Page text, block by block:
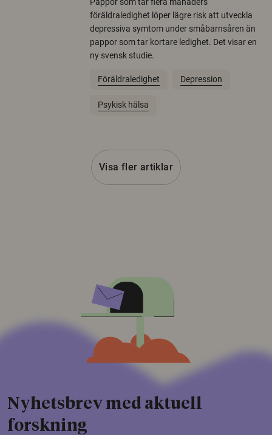
föräldraledighet löper lägre risk att utveckla
depressiva symtom under småbarnsåren än
pappor som tar kortare ledighet. Det visar en
ny svensk studie.
Föräldraledighet Depression
Psykisk hälsa
Visa fler artiklar
Nyhetsbrev med aktuell
forskning